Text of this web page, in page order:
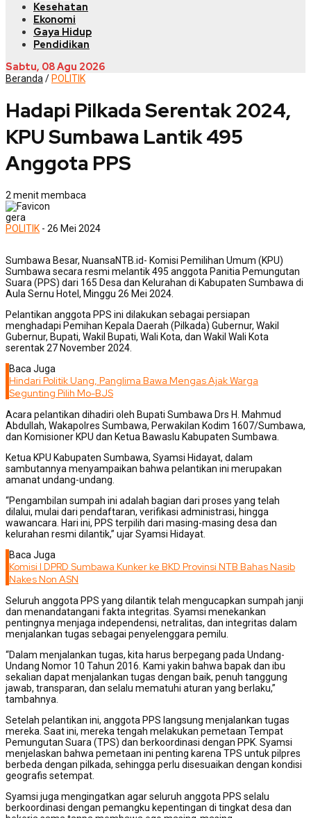
Kesehatan
Ekonomi
Gaya Hidup
Pendidikan
Sabtu, 08 Agu 2026
Beranda / POLITIK
Hadapi Pilkada Serentak 2024,
KPU Sumbawa Lantik 495
Anggota PPS
2 menit membaca
gera
POLITIK - 26 Mei 2024
Sumbawa Besar, NuansaNTB.id- Komisi Pemilihan Umum (KPU)
Sumbawa secara resmi melantik 495 anggota Panitia Pemungutan
Suara (PPS) dari 165 Desa dan Kelurahan di Kabupaten Sumbawa di
Aula Sernu Hotel, Minggu 26 Mei 2024.
Pelantikan anggota PPS ini dilakukan sebagai persiapan
menghadapi Pemihan Kepala Daerah (Pilkada) Gubernur, Wakil
Gubernur, Bupati, Wakil Bupati, Wali Kota, dan Wakil Wali Kota
serentak 27 November 2024.
Baca Juga
Hindari Politik Uang, Panglima Bawa Mengas Ajak Warga
Segunting Pilih Mo-BJS
Acara pelantikan dihadiri oleh Bupati Sumbawa Drs H. Mahmud
Abdullah, Wakapolres Sumbawa, Perwakilan Kodim 1607/Sumbawa,
dan Komisioner KPU dan Ketua Bawaslu Kabupaten Sumbawa.
Ketua KPU Kabupaten Sumbawa, Syamsi Hidayat, dalam
sambutannya menyampaikan bahwa pelantikan ini merupakan
amanat undang-undang.
“Pengambilan sumpah ini adalah bagian dari proses yang telah
dilalui, mulai dari pendaftaran, verifikasi administrasi, hingga
wawancara. Hari ini, PPS terpilih dari masing-masing desa dan
kelurahan resmi dilantik,” ujar Syamsi Hidayat.
Baca Juga
Komisi I DPRD Sumbawa Kunker ke BKD Provinsi NTB Bahas Nasib
Nakes Non ASN
Seluruh anggota PPS yang dilantik telah mengucapkan sumpah janji
dan menandatangani fakta integritas. Syamsi menekankan
pentingnya menjaga independensi, netralitas, dan integritas dalam
menjalankan tugas sebagai penyelenggara pemilu.
“Dalam menjalankan tugas, kita harus berpegang pada Undang-
Undang Nomor 10 Tahun 2016. Kami yakin bahwa bapak dan ibu
sekalian dapat menjalankan tugas dengan baik, penuh tanggung
jawab, transparan, dan selalu mematuhi aturan yang berlaku,”
tambahnya.
Setelah pelantikan ini, anggota PPS langsung menjalankan tugas
mereka. Saat ini, mereka tengah melakukan pemetaan Tempat
Pemungutan Suara (TPS) dan berkoordinasi dengan PPK. Syamsi
menjelaskan bahwa pemetaan ini penting karena TPS untuk pilpres
berbeda dengan pilkada, sehingga perlu disesuaikan dengan kondisi
geografis setempat.
Syamsi juga mengingatkan agar seluruh anggota PPS selalu
berkoordinasi dengan pemangku kepentingan di tingkat desa dan